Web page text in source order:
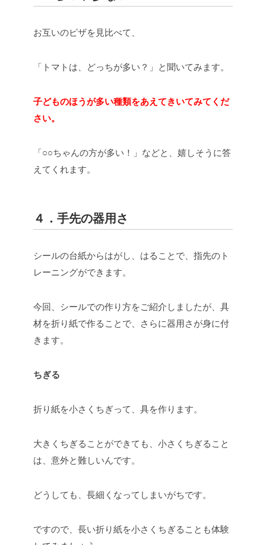
お互いのピザを見比べて、
「トマトは、どっちが多い？」と聞いてみます。
子どものほうが多い種類をあえてきいてみてくだ
さい。
「○○ちゃんの方が多い！」などと、嬉しそうに答
えてくれます。
４．手先の器用さ
シールの台紙からはがし、はることで、指先のト
レーニングができます。
今回、シールでの作り方をご紹介しましたが、具
材を折り紙で作ることで、さらに器用さが身に付
きます。
ちぎる
折り紙を小さくちぎって、具を作ります。
大きくちぎることができても、小さくちぎること
は、意外と難しいんです。
どうしても、長細くなってしまいがちです。
ですので、長い折り紙を小さくちぎることも体験